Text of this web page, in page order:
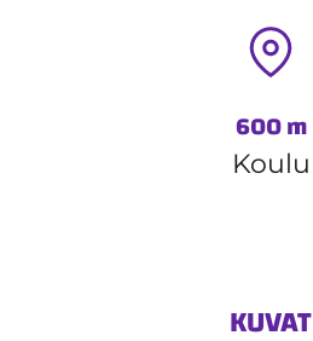
600 m
Koulu
KUVAT